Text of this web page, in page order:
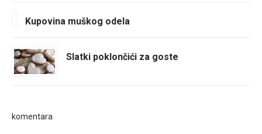
Kupovina muškog odela
Slatki poklončići za goste
komentara